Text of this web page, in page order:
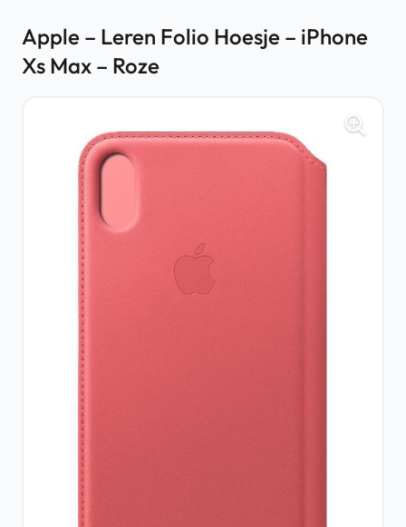
Apple – Leren Folio Hoesje – iPhone
Xs Max – Roze